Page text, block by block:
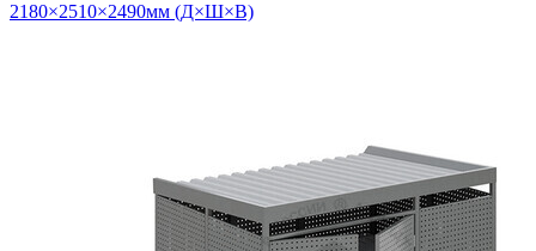
2180×2510×2490мм (Д×Ш×В)